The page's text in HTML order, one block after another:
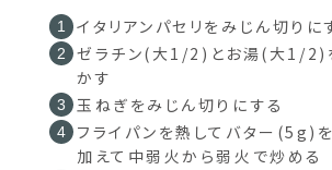
イタリアンパセリをみじん切りに
ゼラチン(大1/2)とお湯(大1/2)
かす
玉ねぎをみじん切りにする
フライパンを熱してバター(5g)
加えて中弱火から弱火で炒める